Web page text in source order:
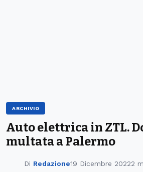
ARCHIVIO
Auto elettrica in ZTL.
multata a Palermo
Di Redazione19 Dicembre 20222